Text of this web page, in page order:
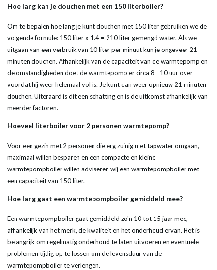
Hoe lang kan je douchen met een 150literboiler?
Om te bepalen hoe lang je kunt douchen met 150 liter gebruiken we de
volgende formule: 150 liter x 1.4 = 210 liter gemengd water. Als we
uitgaan van een verbruik van 10 liter per minuut kun je ongeveer 21
minuten douchen. Afhankelijk van de capaciteit van de warmtepomp en
de omstandigheden doet de warmtepomp er circa 8 - 10 uur over
voordat hij weer helemaal vol is. Je kunt dan weer opnieuw 21 minuten
douchen. Uiteraard is dit een schatting en is de uitkomst afhankelijk van
meerder factoren.
Hoeveel literboilervoor 2 personen warmtepomp?
Voor een gezin met 2 personen die erg zuinig met tapwater omgaan,
maximaal willen besparen en een compacte en kleine
warmtepompboiler willen adviseren wij een warmtepompboiler met
een capaciteit van 150 liter.
Hoe lang gaat een warmtepompboiler gemiddeld mee?
Een warmtepompboiler gaat gemiddeld zo'n 10 tot 15 jaar mee,
afhankelijk van hetmerk, dekwaliteiten het onderhoud ervan. Het is
belangrijk om regelmatig onderhoud te laten uitvoeren en eventuele
problemen tijdig op te lossen om de levensduur van de
warmtepompboilerte verlengen.